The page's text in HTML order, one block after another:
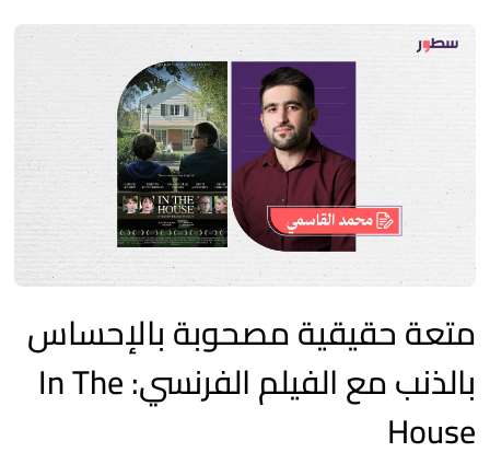
متعة حقيقية مصحوبة بالإحساس
بالذنب مع الفيلم الفرنسي: In The
House